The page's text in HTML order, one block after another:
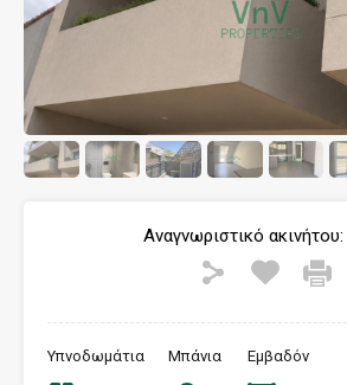
Αναγνωριστικό ακινήτου:
Υπνοδωμάτια Μπάνια Eμβαδόν